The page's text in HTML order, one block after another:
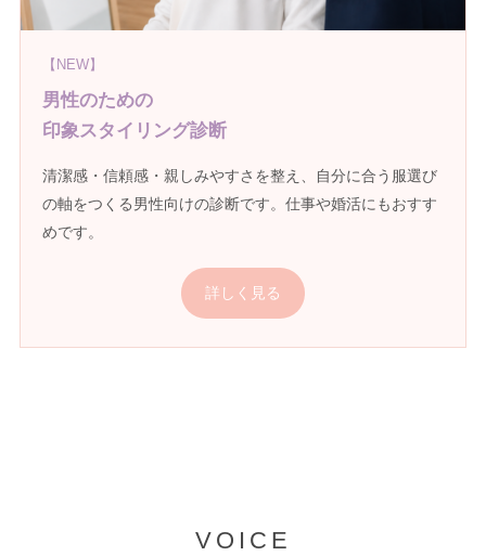
【NEW】
男性のための
印象スタイリング診断
清潔感・信頼感・親しみやすさを整え、自分に合う服選び
の軸をつくる男性向けの診断です。仕事や婚活にもおすす
めです。
詳しく見る
VOICE